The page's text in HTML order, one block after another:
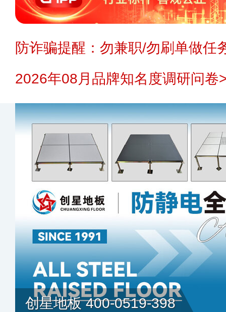
防诈骗提醒：勿兼职/勿刷单做任
2026年08月品牌知名度调研问卷
创星地板 400-0519-398